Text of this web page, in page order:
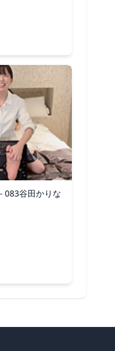
083谷田かりな